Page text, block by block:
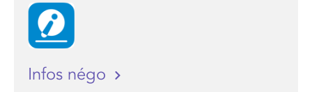
Infos négo